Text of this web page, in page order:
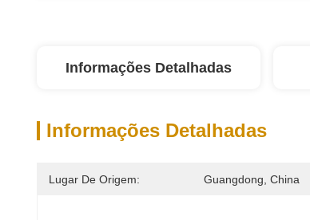
Informações Detalhadas
Informações Detalhadas
Lugar De Origem: Guangdong, China